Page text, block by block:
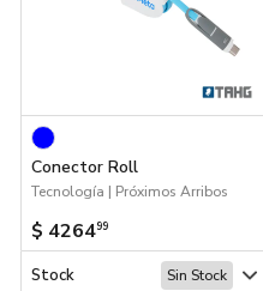
Conector Roll
Tecnología | Próximos Arribos
$ 426499
Stock Sin Stock